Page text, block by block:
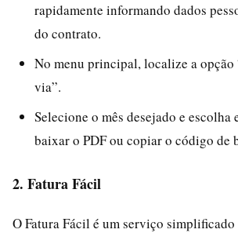
rapidamente informando dados
do contrato.
No menu principal, localize a opção
via”.
Selecione o mês desejado e
baixar o PDF ou copiar o código de
2. Fatura Fácil
O Fatura Fácil é um serviço